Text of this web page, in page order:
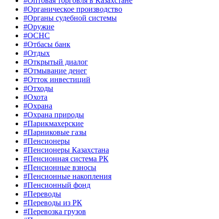
#Органическое производство
#Органы судебной системы
#Оружие
#ОСНС
#Отбасы банк
#Отдых
#Открытый диалог
#Отмывание денег
#Отток инвестиций
#Отходы
#Охота
#Охрана
#Охрана природы
#Парикмахерские
#Парниковые газы
#Пенсионеры
#Пенсионеры Казахстана
#Пенсионная система РК
#Пенсионные взносы
#Пенсионные накопления
#Пенсионный фонд
#Переводы
#Переводы из РК
#Перевозка грузов